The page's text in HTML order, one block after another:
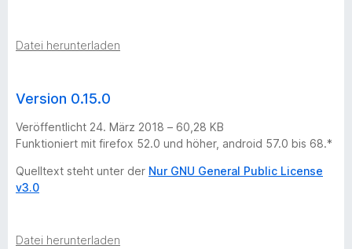
Datei herunterladen
Version 0.15.0
Veröffentlicht 24. März 2018 – 60,28 KB
Funktioniert mit firefox 52.0 und höher, android 57.0 bis 68.*
Quelltext steht unter der Nur GNU General Public License
v3.0
Datei herunterladen